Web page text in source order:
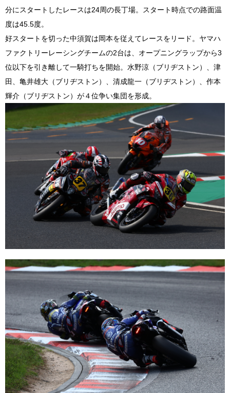
分にスタートしたレースは24周の長丁場。スタート時点での路面温
度は45.5度。
好スタートを切った中須賀は岡本を従えてレースをリード。ヤマハ
ファクトリーレーシングチームの2台は、オープニングラップから3
位以下を引き離して一騎打ちを開始。水野涼（ブリヂストン）、津
田、亀井雄大（ブリヂストン）、清成龍一（ブリヂストン）、作本
輝介（ブリヂストン）が４位争い集団を形成。